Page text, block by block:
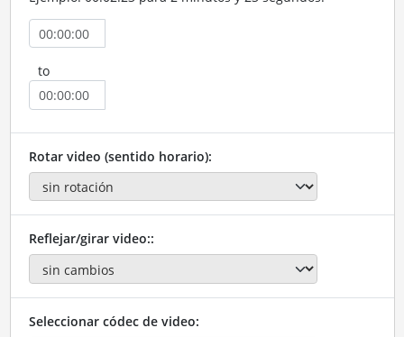
to
Rotar video (sentido horario):
Reflejar/girar video::
Seleccionar códec de video: